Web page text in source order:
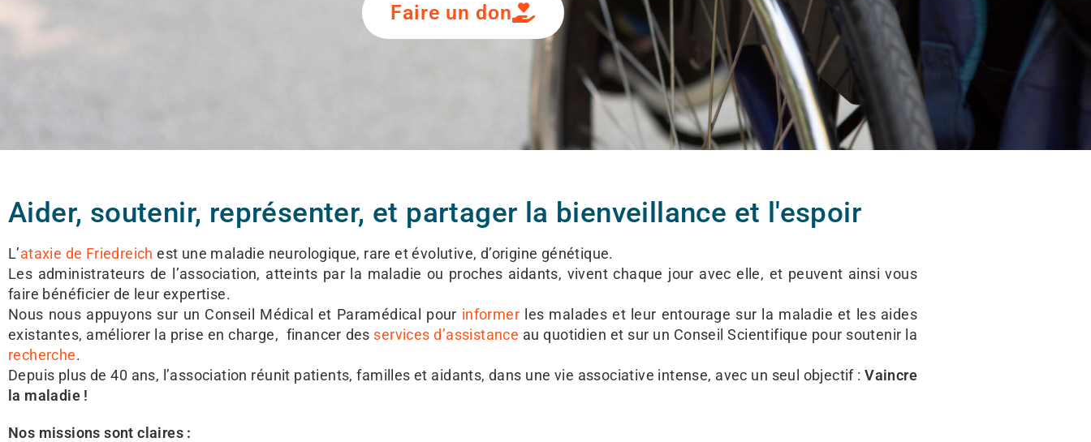
Faire un don
Aider, soutenir, représenter, et partager la bienveillance et l'espoir
L’ataxie de Friedreich est une maladie neurologique, rare et évolutive, d’origine génétique.
Les administrateurs de l’association, atteints par la maladie ou proches aidants, vivent chaque jour avec elle, et peuvent ainsi vous
faire bénéficier de leur expertise.
Nous nous appuyons sur un Conseil Médical et Paramédical pour informer les malades et leur entourage sur la maladie et les aides
existantes, améliorer la prise en charge, financer des services d’assistance au quotidien et sur un Conseil Scientifique pour soutenir la
recherche.
Depuis plus de 40 ans, l’association réunit patients, familles et aidants, dans une vie associative intense, avec un seul objectif :Vaincre
la maladie !
Nos missions sont claires :